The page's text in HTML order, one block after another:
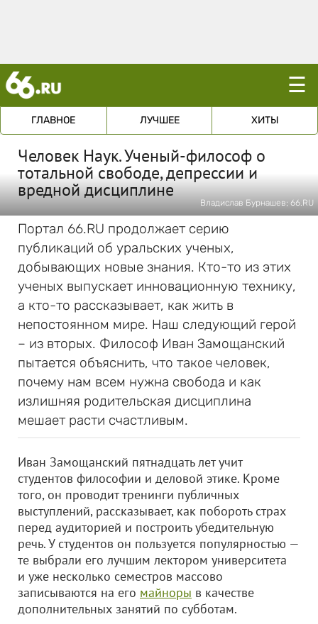
☰
ГЛАВНОЕ ЛУЧШЕЕ ХИТЫ
Человек Наук. Ученый-философ о
тотальной свободе, депрессии и
вредной дисциплине
Владислав Бурнашев; 66.RU
Портал 66.RU продолжает серию
публикаций об уральских ученых,
добывающих новые знания. Кто-то из этих
ученых выпускает инновационную технику,
а кто-то рассказывает, как жить в
непостоянном мире. Наш следующий герой
– из вторых. Философ Иван Замощанский
пытается объяснить, что такое человек,
почему нам всем нужна свобода и как
излишняя родительская дисциплина
мешает расти счастливым.
Иван Замощанский пятнадцать лет учит
студентов философии и деловой этике. Кроме
того, он проводит тренинги публичных
выступлений, рассказывает, как побороть страх
перед аудиторией и построить убедительную
речь. У студентов он пользуется популярностью —
те выбрали его лучшим лектором университета
и уже несколько семестров массово
записываются на его майноры в качестве
дополнительных занятий по субботам.